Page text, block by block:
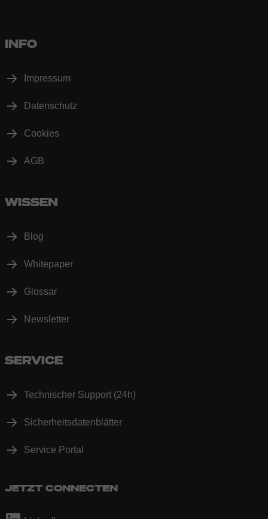
INFO
Impressum
Datenschutz
Cookies
AGB
WISSEN
Blog
Whitepaper
Glossar
Newsletter
SERVICE
Technischer Support (24h)
Sicherheitsdatenblätter
Service Portal
JETZT CONNECTEN